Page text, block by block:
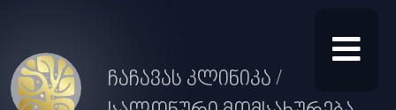
ჩაჩავას კლინიკა /